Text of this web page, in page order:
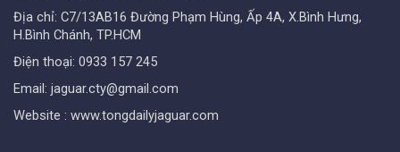
Địa chỉ: C7/13AB16 Đường Phạm Hùng, Ấp 4A, X.Bình Hưng,
H.Bình Chánh, TP.HCM
Điện thoại: 0933 157 245
Email: jaguar.cty@gmail.com
Website : www.tongdailyjaguar.com